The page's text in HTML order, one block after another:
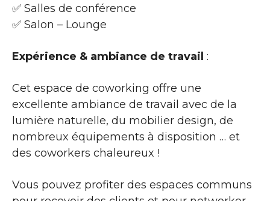
✅ Salles de conférence
✅ Salon – Lounge
Expérience & ambiance de travail :
Cet espace de coworking offre une
excellente ambiance de travail avec de la
lumière naturelle, du mobilier design, de
nombreux équipements à disposition … et
des coworkers chaleureux !
Vous pouvez profiter des espaces communs